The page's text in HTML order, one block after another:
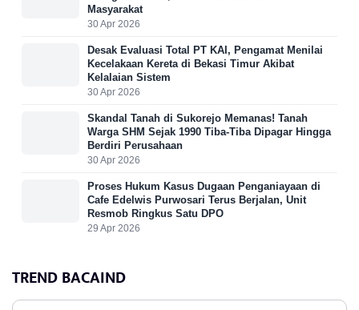
Masyarakat
30 Apr 2026
Desak Evaluasi Total PT KAI, Pengamat Menilai
Kecelakaan Kereta di Bekasi Timur Akibat
Kelalaian Sistem
30 Apr 2026
Skandal Tanah di Sukorejo Memanas! Tanah
Warga SHM Sejak 1990 Tiba-Tiba Dipagar Hingga
Berdiri Perusahaan
30 Apr 2026
Proses Hukum Kasus Dugaan Penganiayaan di
Cafe Edelwis Purwosari Terus Berjalan, Unit
Resmob Ringkus Satu DPO
29 Apr 2026
TREND BACAIND